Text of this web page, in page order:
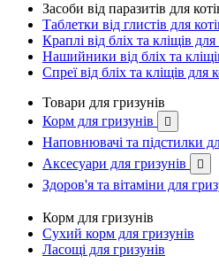
Засоби від паразитів для
Таблетки від глистів для
Краплі від бліх та кліщів для
Нашийники від бліх та
Спреї від бліх та кліщів для
Товари для гризунів
Корм для гризунів

Наповнювачі та підстилки
Аксесуари для гризунів 
Здоров'я та вітаміни для
Корм для гризунів
Сухий корм для гризунів
Ласощі для гризунів